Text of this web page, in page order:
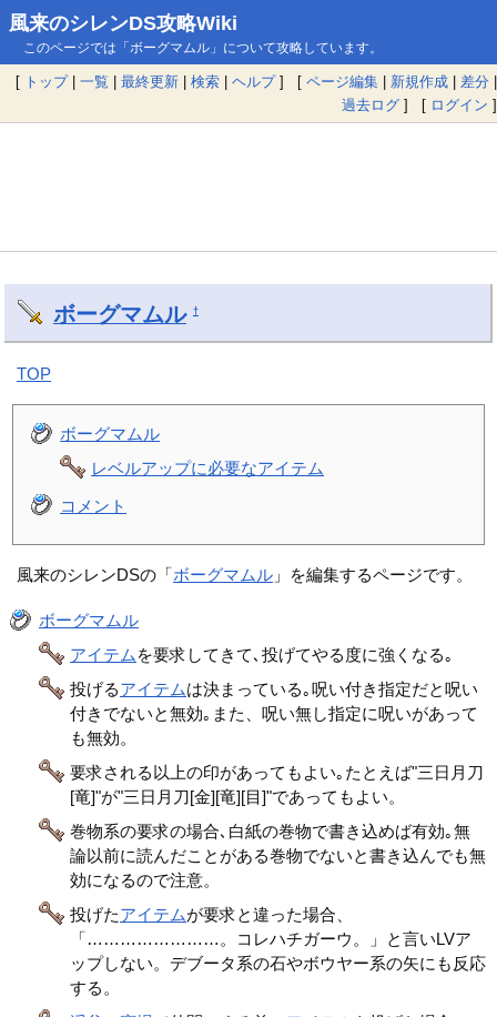
風来のシレンDS攻略Wiki
このページでは「ボーグマムル」について攻略しています。
[ トップ| 一覧 | 最終更新 | 検索 | ヘルプ] [ ページ編集 | 新規作成 | 差分 |
過去ログ ] [ ログイン ]
ボーグマムル †
TOP
ボーグマムル
レベルアップに必要なアイテム
コメント
風来のシレンDSの「ボーグマムル 」を編集するページです。
ボーグマムル
アイテム を要求してきて､投げてやる度に強くなる｡
投げるアイテムは決まっている｡呪い付き指定だと呪い
付きでないと無効｡また、呪い無し指定に呪いがあって
も無効。
要求される以上の印があってもよい｡たとえば"三日月刀
[竜]"が"三日月刀[金][竜][目]"であってもよい。
巻物系の要求の場合､白紙の巻物で書き込めば有効｡無
論以前に読んだことがある巻物でないと書き込んでも無
効になるので注意。
投げたアイテムが要求と違った場合、
「……………………。コレハチガーウ。」と言いLVア
ップしない。デブータ系の石やボウヤー系の矢にも反応
する。